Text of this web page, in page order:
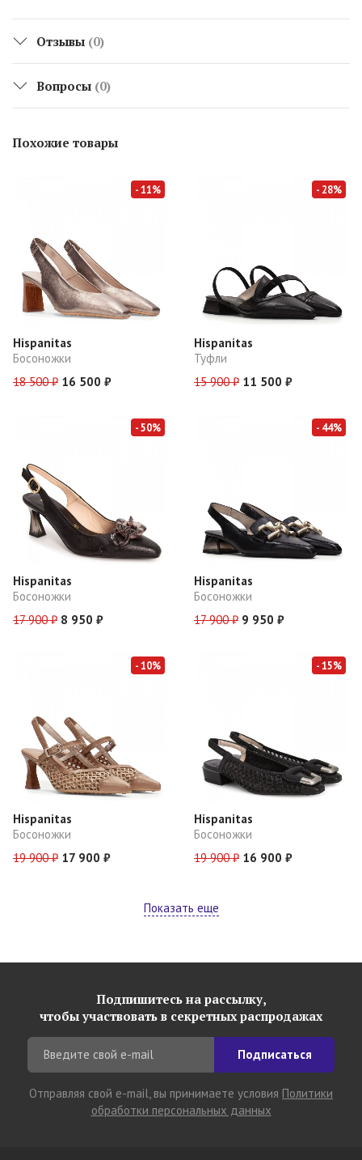
Отзывы (0)
Вопросы (0)
Похожие товары
- 11%
Hispanitas
Босоножки
18 500 ₽ 16 500 ₽
- 28%
Hispanitas
Туфли
15 900 ₽ 11 500 ₽
- 50%
Hispanitas
Босоножки
17 900 ₽ 8 950 ₽
- 44%
Hispanitas
Босоножки
17 900 ₽ 9 950 ₽
- 10%
Hispanitas
Босоножки
19 900 ₽ 17 900 ₽
- 15%
Hispanitas
Босоножки
19 900 ₽ 16 900 ₽
Показать еще
Подпишитесь на рассылку,
чтобы участвовать в секретных распродажах
Подписаться
Отправляя свой e-mail, вы принимаете условия Политики
обработки персональных данных